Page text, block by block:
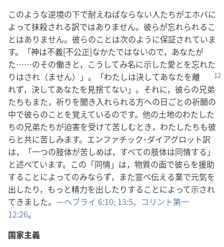
このような逆境の下で耐えねばならない人たちがエホバに
よって抹殺される訳ではありません。彼らが忘れられるこ
とはありません。彼らのことは次のように保証されていま
す。「神は不義[不公正]なかたではないので，あなたが
た……のその働きと，こうしてみ名に示した愛とを忘れた
り はされ（ません）」。「わたしは決してあなたを離
れず，決してあなたを見捨てない」。それに，彼らの兄弟
たちもまた，祈りを聞き入れられる方への日ごとの祈願の
中で彼らのことを覚えているのです。他の土地のわたした
ちの兄弟たちが迫害を受けて苦しむとき，わたしたちも彼
らと共に苦しみます。エンファチック･ダイアグロット訳
は，「一つの肢体が苦しめば，すべての肢体は同情する」
と述べています。この「同情」は，物質の面で彼らを援助
することによってのみならず，また宣べ伝える業で元気を
出したり，もっと精力を出したりすることによって示され
てきました。―ヘブライ 6:10; 13:5。 コリント第一
12:26。
国家主義